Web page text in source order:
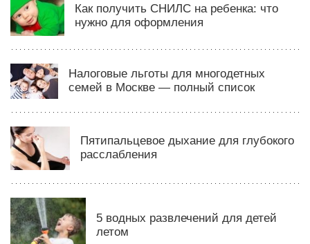
Как получить СНИЛС на ребенка: что
нужно для оформления
Налоговые льготы для многодетных
семей в Москве — полный список
Пятипальцевое дыхание для глубокого
расслабления
5 водных развлечений для детей
летом